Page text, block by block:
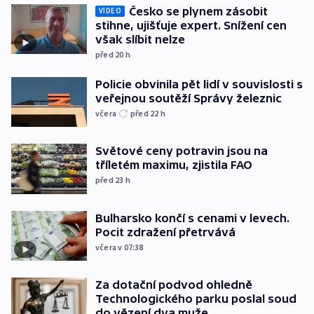
VIDEO
Česko se plynem zásobit
stihne, ujišťuje expert. Snížení cen
však slíbit nelze
před 20 h
Policie obvinila pět lidí v souvislosti s
veřejnou soutěží Správy železnic
včera před 22 h
Světové ceny potravin jsou na
tříletém maximu, zjistila FAO
před 23 h
Bulharsko končí s cenami v levech.
Pocit zdražení přetrvává
včera v 07:38
Za dotační podvod ohledně
Technologického parku poslal soud